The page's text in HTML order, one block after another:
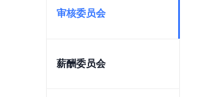
审核委员会
薪酬委员会